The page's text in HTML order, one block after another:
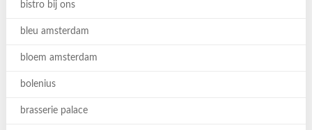
bistro bij ons
bleu amsterdam
bloem amsterdam
bolenius
brasserie palace